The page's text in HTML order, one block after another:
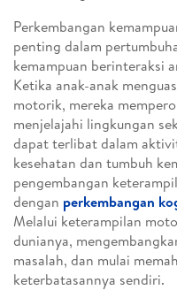
Perkembangan
penting dalam
kemampuan berinteraksi
Ketika anak-anak
motorik, mereka
menjelajahi lingkungan
dapat terlibat dalam
kesehatan dan tumbuh
pengembangan
dengan perkembangan
Melalui keterampilan
dunianya,
masalah, dan mulai
keterbatasannya sendiri.